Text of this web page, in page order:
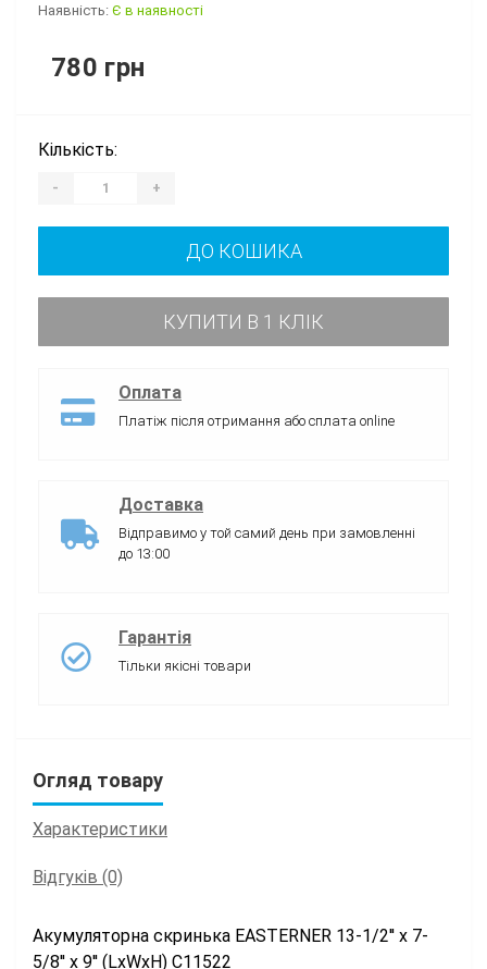
Наявність: Є в наявності
780 грн
Кількість:
- +
ДО КОШИКА
КУПИТИ В 1 КЛІК
Оплата
Платіж після отримання або сплата online
Доставка
Відправимо у той самий день при замовленні
до 13:00
Гарантія
Тільки якісні товари
Огляд товару
Характеристики
Відгуків (0)
Акумуляторна скринька EASTERNER 13-1/2'' x 7-
5/8'' x 9'' (LxWxH) C11522